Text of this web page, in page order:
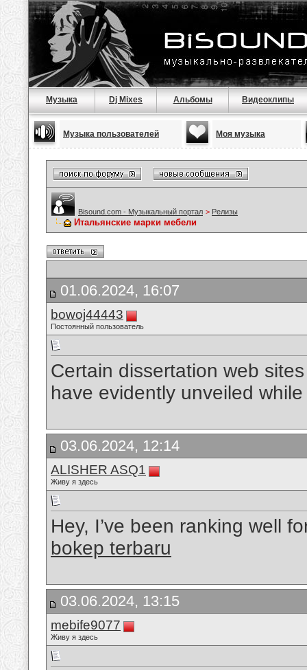
Музыка Dj Mixes Альбомы Видеоклипы
Музыка пользователей Моя музыка
Bisound.com - Музыкальный портал > Релизы
Итальянские марки мебели
01.06.2024, 16:07
bowoj44443
Постоянный пользователь
Certain dissertation web
have evidently unveiled
03.06.2024, 12:14
ALISHER ASQ1
Живу я здесь
Hey, I’ve been ranking well
bokep terbaru
03.06.2024, 13:15
mebife9077
Живу я здесь